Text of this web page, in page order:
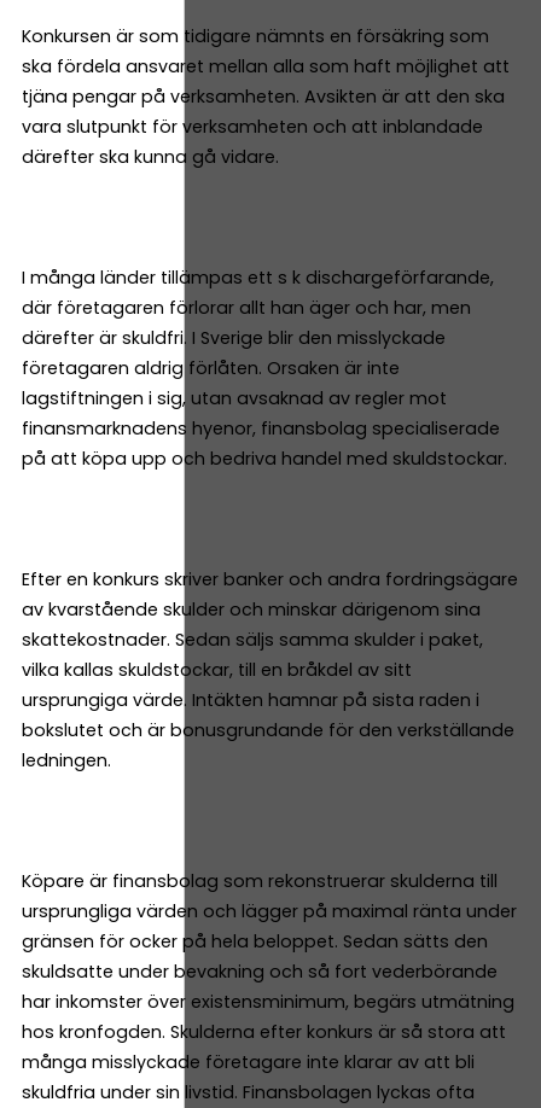
Konkursen är som tidigare nämnts en försäkring som
ska fördela ansvaret mellan alla som haft möjlighet att
tjäna pengar på verksamheten. Avsikten är att den ska
vara slutpunkt för verksamheten och att inblandade
därefter ska kunna gå vidare.
I många länder tillämpas ett s k dischargeförfarande,
där företagaren förlorar allt han äger och har, men
därefter är skuldfri. I Sverige blir den misslyckade
företagaren aldrig förlåten. Orsaken är inte
lagstiftningen i sig, utan avsaknad av regler mot
finansmarknadens hyenor, finansbolag specialiserade
på att köpa upp och bedriva handel med skuldstockar.
Efter en konkurs skriver banker och andra fordringsägare
av kvarstående skulder och minskar därigenom sina
skattekostnader. Sedan säljs samma skulder i paket,
vilka kallas skuldstockar, till en bråkdel av sitt
ursprungiga värde. Intäkten hamnar på sista raden i
bokslutet och är bonusgrundande för den verkställande
ledningen.
Köpare är finansbolag som rekonstruerar skulderna till
ursprungliga värden och lägger på maximal ränta under
gränsen för ocker på hela beloppet. Sedan sätts den
skuldsatte under bevakning och så fort vederbörande
har inkomster över existensminimum, begärs utmätning
hos kronfogden. Skulderna efter konkurs är så stora att
många misslyckade företagare inte klarar av att bli
skuldfria under sin livstid. Finansbolagen lyckas ofta